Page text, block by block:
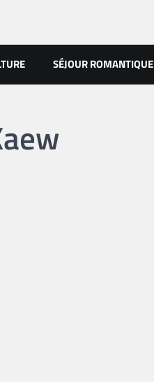
SÉJOUR ROMANTIQUE